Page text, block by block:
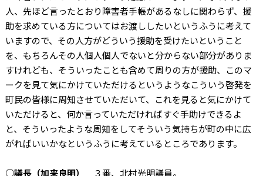
人、先ほど言ったとおり障害者手帳があるなしに関わらず、援
助を求めている方についてはお渡ししたいというふうに考えて
いますので、その人方がどういう援助を受けたいということ
を、もちろんその人個人個人でないと分からない部分がありま
すけれども、そういったことも含めて周りの方が援助、このマ
ークを見て気にかけていただけるというようなこういう啓発を
町民の皆様に周知させていただいて、これを見ると気にかけて
いただけると、何か言っていただければすぐ手助けできるよ
と、そういったような周知をしてそういう気持ちが町の中に広
がればいいかなというふうに考えているところであります。
○議長（加来良明） ３番、北村光明議員。